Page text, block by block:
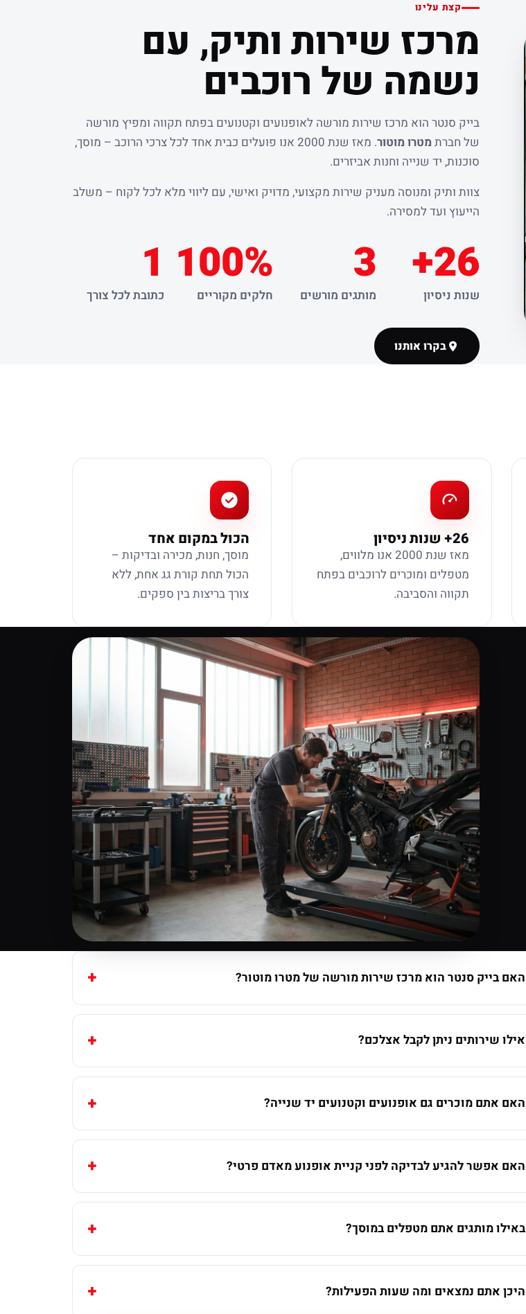
קצת עלינו
מרכז שירות ותיק, עם
נשמה של רוכבים
בייק סנטר הוא מרכז שירות מורשה לאופנועים וקטנועים בפתח תקווה ומפיץ מורשה
של חברת מטרו מוטור
. מאז שנת 2000 אנו פועלים כבית אחד לכל צרכי הרוכב – מוסך,
סוכנות, יד שנייה וחנות אביזרים.
צוות ותיק ומנוסה מעניק שירות מקצועי, מדויק ואישי, עם ליווי מלא לכל לקוח – משלב
הייעוץ ועד למסירה.
26+
שנות ניסיון
3
מותגים מורשים
100%
חלקים מקוריים
1
כתובת לכל צורך
בקרו אותנו
26+ שנות ניסיון
מאז שנת 2000 אנו מלווים,
מטפלים ומוכרים לרוכבים בפתח
תקווה והסביבה.
הכול במקום אחד
מוסך, חנות, מכירה ובדיקות –
הכול תחת קורת גג אחת, ללא
צורך בריצות בין ספקים.
האם בייק סנטר הוא מרכז שירות מורשה של מטרו מוטור?
אילו שירותים ניתן לקבל אצלכם?
האם אתם מוכרים גם אופנועים וקטנועים יד שנייה?
האם אפשר להגיע לבדיקה לפני קניית אופנוע מאדם פרטי?
באילו מותגים אתם מטפלים במוסך?
היכן אתם נמצאים ומה שעות הפעילות?